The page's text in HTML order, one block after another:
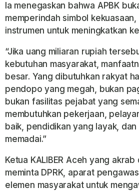
Ia menegaskan bahwa APBK
memperindah simbol kekuasaan,
instrumen untuk meningkatkan
“Jika uang miliaran rupiah
kebutuhan masyarakat,
besar. Yang dibutuhkan rakyat
pendopo yang megah, bukan
bukan fasilitas pejabat yang
membutuhkan pekerjaan,
baik, pendidikan yang layak,
memadai.”
Ketua KALIBER Aceh yang
meminta DPRK, aparat
elemen masyarakat untuk